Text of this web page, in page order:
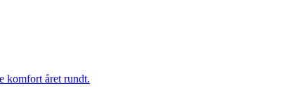
komfort året rundt.